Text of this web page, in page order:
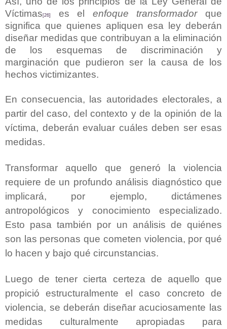
Víctimas [26] es el enfoque transformadorque
significa que quienes apliquen esa ley deberán
diseñar medidas que contribuyan a la eliminación
de los esquemas de discriminación y
marginación que pudieron ser la causa de los
hechos victimizantes.
En consecuencia, las autoridades electorales, a
partir del caso, del contexto y de la opinión de la
víctima, deberán evaluar cuáles deben ser esas
medidas.
Transformar aquello que generó la violencia
requiere de un profundo análisis diagnóstico que
implicará, por ejemplo, dictámenes
antropológicos y conocimiento especializado.
Esto pasa también por un análisis de quiénes
son las personas que cometen violencia, por qué
lo hacen y bajo qué circunstancias.
Luego de tener cierta certeza de aquello que
propició estructuralmente el caso concreto de
violencia, se deberán diseñar acuciosamente las
medidas culturalmente apropiadas para